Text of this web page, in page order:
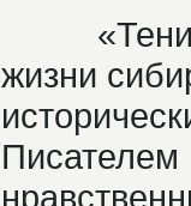
«Тени
жизни